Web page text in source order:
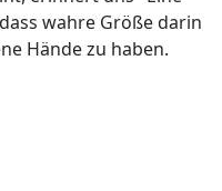
wahre Größe darin
Hände zu haben.